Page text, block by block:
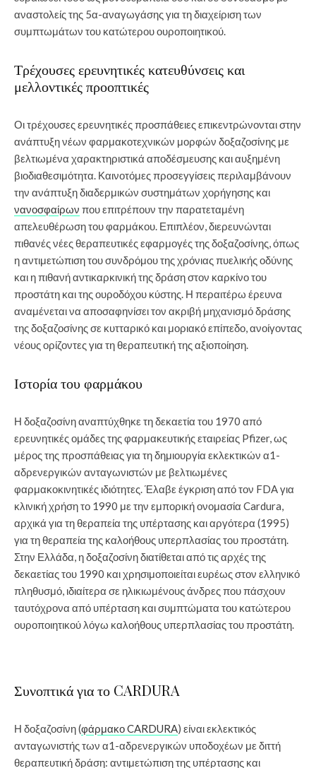
αναστολείς της 5α-αναγωγάσης για τη διαχείριση των
συμπτωμάτων του κατώτερου ουροποιητικού.
Τρέχουσες ερευνητικές κατευθύνσεις και
μελλοντικές προοπτικές
Οι τρέχουσες ερευνητικές προσπάθειες επικεντρώνονται στην
ανάπτυξη νέων φαρμακοτεχνικών μορφών δοξαζοσίνης με
βελτιωμένα χαρακτηριστικά αποδέσμευσης και αυξημένη
βιοδιαθεσιμότητα. Καινοτόμες προσεγγίσεις περιλαμβάνουν
την ανάπτυξη διαδερμικών συστημάτων χορήγησης και
νανοσφαίρων που επιτρέπουν την παρατεταμένη
απελευθέρωση του φαρμάκου. Επιπλέον, διερευνώνται
πιθανές νέες θεραπευτικές εφαρμογές της δοξαζοσίνης, όπως
η αντιμετώπιση του συνδρόμου της χρόνιας πυελικής οδύνης
και η πιθανή αντικαρκινική της δράση στον καρκίνο του
προστάτη και της ουροδόχου κύστης. Η περαιτέρω έρευνα
αναμένεται να αποσαφηνίσει τον ακριβή μηχανισμό δράσης
της δοξαζοσίνης σε κυτταρικό και μοριακό επίπεδο, ανοίγοντας
νέους ορίζοντες για τη θεραπευτική της αξιοποίηση.
Ιστορία του φαρμάκου
Η δοξαζοσίνη αναπτύχθηκε τη δεκαετία του 1970 από
ερευνητικές ομάδες της φαρμακευτικής εταιρείας Pfizer, ως
μέρος της προσπάθειας για τη δημιουργία εκλεκτικών α1-
αδρενεργικών ανταγωνιστών με βελτιωμένες
φαρμακοκινητικές ιδιότητες. Έλαβε έγκριση από τον FDA για
κλινική χρήση το 1990 με την εμπορική ονομασία Cardura,
αρχικά για τη θεραπεία της υπέρτασης και αργότερα (1995)
για τη θεραπεία της καλοήθους υπερπλασίας του προστάτη.
Στην Ελλάδα, η δοξαζοσίνη διατίθεται από τις αρχές της
δεκαετίας του 1990 και χρησιμοποιείται ευρέως στον ελληνικό
πληθυσμό, ιδιαίτερα σε ηλικιωμένους άνδρες που πάσχουν
ταυτόχρονα από υπέρταση και συμπτώματα του κατώτερου
ουροποιητικού λόγω καλοήθους υπερπλασίας του προστάτη.
Συνοπτικά για το CARDURA
Η δοξαζοσίνη (φάρμακο CARDURA) είναι εκλεκτικός
ανταγωνιστής των α1-αδρενεργικών υποδοχέων με διττή
θεραπευτική δράση: αντιμετώπιση της υπέρτασης και